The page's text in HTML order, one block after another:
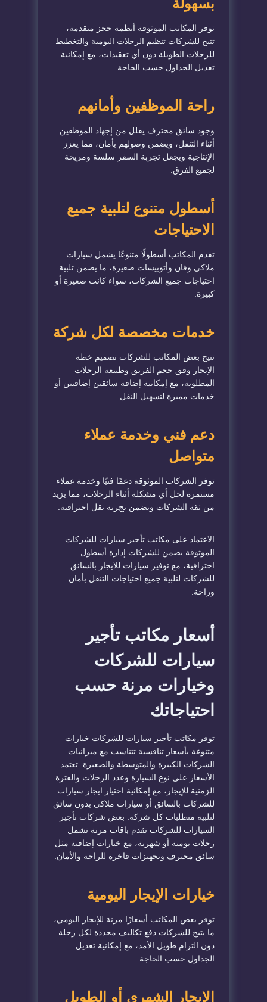
بسهولة
توفر المكاتب الموثوقة أنظمة حجز متقدمة،
تتيح للشركات تنظيم الرحلات اليومية والتخطيط
للرحلات الطويلة دون أي تعقيدات، مع إمكانية
تعديل الجداول حسب الحاجة.
راحة الموظفين وأمانهم
وجود سائق محترف يقلل من إجهاد الموظفين
أثناء التنقل، ويضمن وصولهم بأمان، مما يعزز
الإنتاجية ويجعل تجربة السفر سلسة ومريحة
لجميع الفرق.
أسطول متنوع لتلبية جميع
الاحتياجات
تقدم المكاتب أسطولًا متنوعًا يشمل سيارات
ملاكي وفان وأتوبيسات صغيرة، ما يضمن تلبية
احتياجات جميع الشركات، سواء كانت صغيرة أو
كبيرة.
خدمات مخصصة لكل شركة
تتيح بعض المكاتب للشركات تصميم خطة
الإيجار وفق حجم الفريق وطبيعة الرحلات
المطلوبة، مع إمكانية إضافة سائقين إضافيين أو
خدمات مميزة لتسهيل النقل.
دعم فني وخدمة عملاء
متواصل
توفر الشركات الموثوقة دعمًا فنيًا وخدمة عملاء
مستمرة لحل أي مشكلة أثناء الرحلات، مما يزيد
من ثقة الشركات ويضمن تجربة نقل احترافية.
الاعتماد على مكاتب تأجير سيارات للشركات
الموثوقة يضمن للشركات إدارة أسطول
احترافية، مع توفير سيارات للايجار بالسائق
للشركات لتلبية جميع احتياجات التنقل بأمان
وراحة.
أسعار مكاتب تأجير
سيارات للشركات
وخيارات مرنة حسب
احتياجاتك
توفر مكاتب تأجير سيارات للشركات خيارات
متنوعة بأسعار تنافسية تتناسب مع ميزانيات
الشركات الكبيرة والمتوسطة والصغيرة. تعتمد
الأسعار على نوع السيارة وعدد الرحلات والفترة
الزمنية للإيجار، مع إمكانية اختيار ايجار سيارات
للشركات بالسائق أو سيارات ملاكي بدون سائق
لتلبية متطلبات كل شركة. بعض شركات تأجير
السيارات للشركات تقدم باقات مرنة تشمل
رحلات يومية أو شهرية، مع خيارات إضافية مثل
سائق محترف وتجهيزات فاخرة للراحة والأمان.
خيارات الإيجار اليومية
توفر بعض المكاتب أسعارًا مرنة للإيجار اليومي،
ما يتيح للشركات دفع تكاليف محددة لكل رحلة
دون التزام طويل الأمد، مع إمكانية تعديل
الجداول حسب الحاجة.
الإيجار الشهري أو الطويل